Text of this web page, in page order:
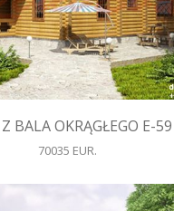
BALA OKRĄGŁEGO E-59
70035 EUR.